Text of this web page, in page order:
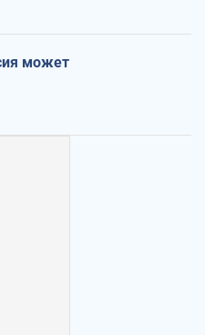
может